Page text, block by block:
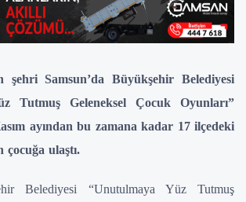
şehri Samsun’da Büyükşehir Belediyesi
Tutmuş Geleneksel Çocuk Oyunları”
ayından bu zamana kadar 17 ilçedeki
ulaştı.
Belediyesi “Unutulmaya Yüz Tutmuş